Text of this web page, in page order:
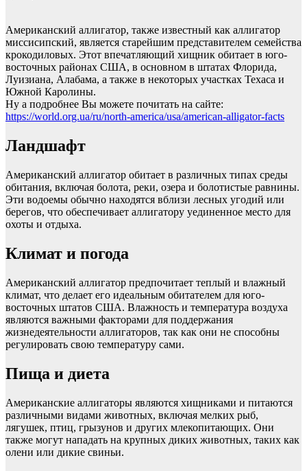
Американский аллигатор, также известный как аллигатор
миссисипский, является старейшим представителем семейства
крокодиловых. Этот впечатляющий хищник обитает в юго-
восточных районах США, в основном в штатах Флорида,
Луизиана, Алабама, а также в некоторых участках Техаса и
Южной Каролины.
Ну а подробнее Вы можете почитать на сайте:
https://world.org.ua/ru/north-america/usa/american-alligator-facts
Ландшафт
Американский аллигатор обитает в различных типах среды
обитания, включая болота, реки, озера и болотистые равнины.
Эти водоемы обычно находятся вблизи лесных угодий или
берегов, что обеспечивает аллигатору уединенное место для
охоты и отдыха.
Климат и погода
Американский аллигатор предпочитает теплый и влажный
климат, что делает его идеальным обитателем для юго-
восточных штатов США. Влажность и температура воздуха
являются важными факторами для поддержания
жизнедеятельности аллигаторов, так как они не способны
регулировать свою температуру сами.
Пища и диета
Американские аллигаторы являются хищниками и питаются
различными видами животных, включая мелких рыб,
лягушек, птиц, грызунов и других млекопитающих. Они
также могут нападать на крупных диких животных, таких как
олени или дикие свиньи.